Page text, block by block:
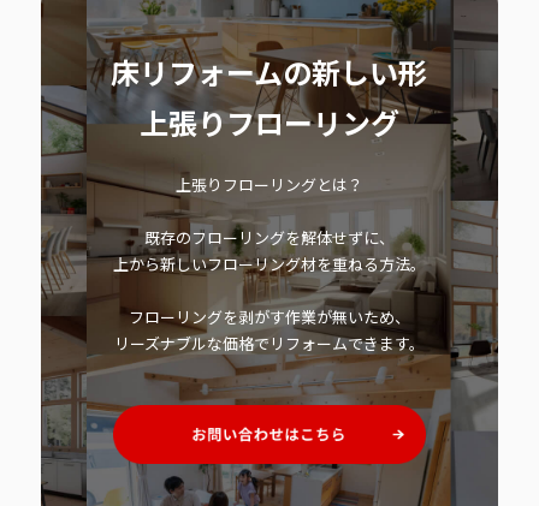
床リフォームの新しい形
上張りフローリング
上張りフローリングとは？
既存のフローリングを解体せずに、
上から新しいフローリング材を重ねる方法。
フローリングを剥がす作業が無いため、
リーズナブルな価格でリフォームできます。